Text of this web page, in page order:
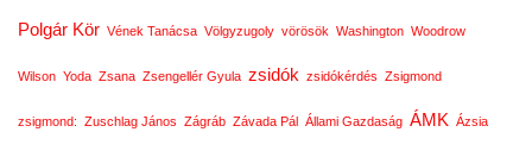
Polgár Kör Vének Tanácsa Völgyzugoly vörösök Washington Woodrow
Wilson Yoda Zsana Zsengellér Gyula zsidók zsidókérdés Zsigmond
zsigmond: Zuschlag János Zágráb Závada Pál Állami Gazdaság ÁMK Ázsia